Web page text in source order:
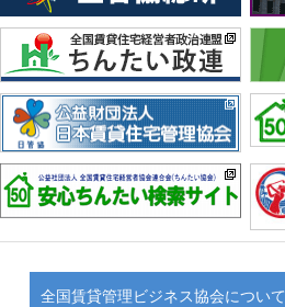
全国賃貸管理ビジネス協会について